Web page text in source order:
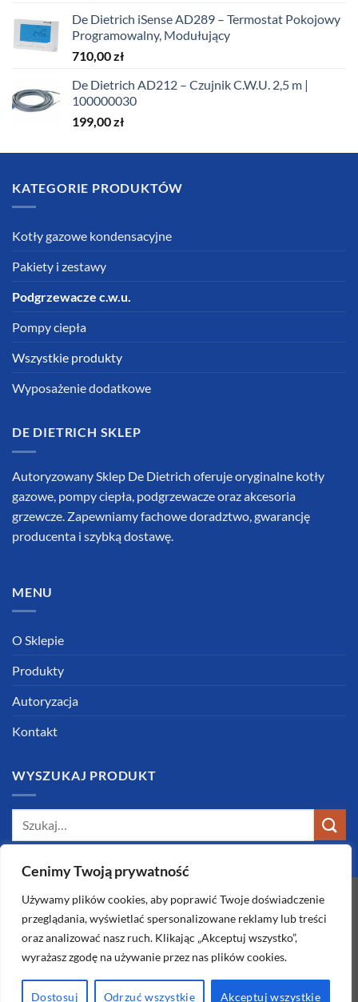
Cenimy Twoją prywatność
Używamy plików cookies, aby poprawić Twoje doświadczenie
przeglądania, wyświetlać spersonalizowane reklamy lub treści
oraz analizować nasz ruch. Klikając „Akceptuj wszystko”,
wyrażasz zgodę na używanie przez nas plików cookies.
Dostosuj Odrzuć wszystkie Akceptuj wszystkie
De Dietrich iSense AD289 – Termostat Pokojowy
Programowalny, Modułujący
710,00zł
De Dietrich AD212 – Czujnik C.W.U. 2,5 m |
100000030
199,00zł
KATEGORIE PRODUKTÓW
Kotły gazowe kondensacyjne
Pakiety i zestawy
Podgrzewacze c.w.u.
Pompy ciepła
Wszystkie produkty
Wyposażenie dodatkowe
DE DIETRICH SKLEP
Autoryzowany Sklep De Dietrich oferuje oryginalne kotły
gazowe, pompy ciepła, podgrzewacze oraz akcesoria
grzewcze. Zapewniamy fachowe doradztwo, gwarancję
producenta i szybką dostawę.
MENU
O Sklepie
Produkty
Autoryzacja
Kontakt
WYSZUKAJ PRODUKT